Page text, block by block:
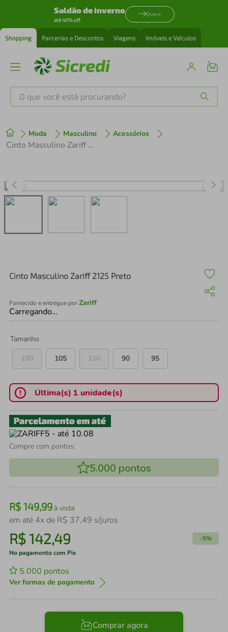
Saldão de inverno
até 40% off
Quero
Shopping Parcerias e Descontos Viagens Imóveis e Veículos
O que você está procurando?
Moda Masculino Acessórios
Cinto Masculino Zariff 2125 Preto
Cinto Masculino Zariff 2125 Preto
Fornecido e entregue porZariff
Carregando…
Tamanho
100
105 110 90 95
Última(s) 1 unidade(s)
Compre com pontos:
5.000 pontos
R$ 149,99à vista
em até 4x de R$ 37,49 s/juros
R$142,49 -5%
No pagamento com Pix
5.000 pontos
Ver formas de pagamento
Comprar agora
1º tenis
perfume